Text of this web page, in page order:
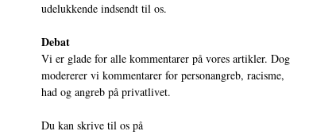
udelukkende indsendt til os.
Debat
Vi er glade for alle kommentarer på vores artikler. Dog
modererer vi kommentarer for personangreb, racisme,
had og angreb på privatlivet.
Du kan skrive til os på